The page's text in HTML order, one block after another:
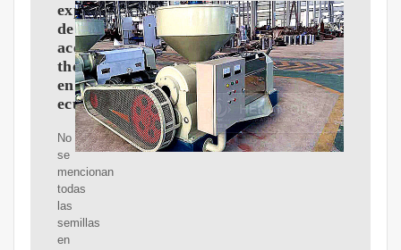
expulsor
de
aceite
theobrama
en
ecuador
No
se
mencionan
todas
las
semillas
en